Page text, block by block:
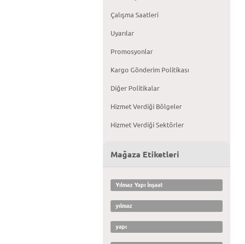
Çalışma Saatleri
Uyarılar
Promosyonlar
Kargo Gönderim Politikası
Diğer Politikalar
Hizmet Verdiği Bölgeler
Hizmet Verdiği Sektörler
Mağaza Etiketleri
Yılmaz Yapı İnşaat
yılmaz
yapı